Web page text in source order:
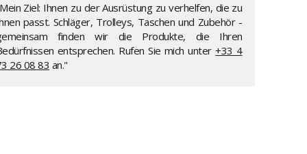
Ziel: Ihnen zu der Ausrüstung zu verhelfen, die zu
passt. Schläger, Trolleys, Taschen und Zubehör -
finden wir die Produkte, die Ihren
entsprechen. Rufen Sie mich unter+33 4
26 08 83 an."